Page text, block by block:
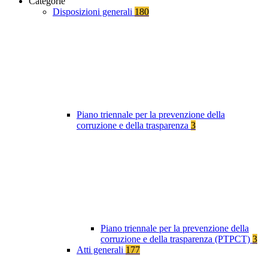
Disposizioni generali 180
Piano triennale per la prevenzione della
corruzione e della trasparenza 3
Piano triennale per la prevenzione della
corruzione e della trasparenza (PTPCT) 3
Atti generali 177